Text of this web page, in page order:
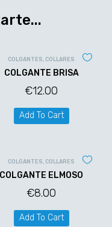
COLGANTES COLLARES
COLGANTE BRISA
€12.00
Add To Cart
COLGANTES COLLARES
COLGANTE ELMOSO
€8.00
Add To Cart